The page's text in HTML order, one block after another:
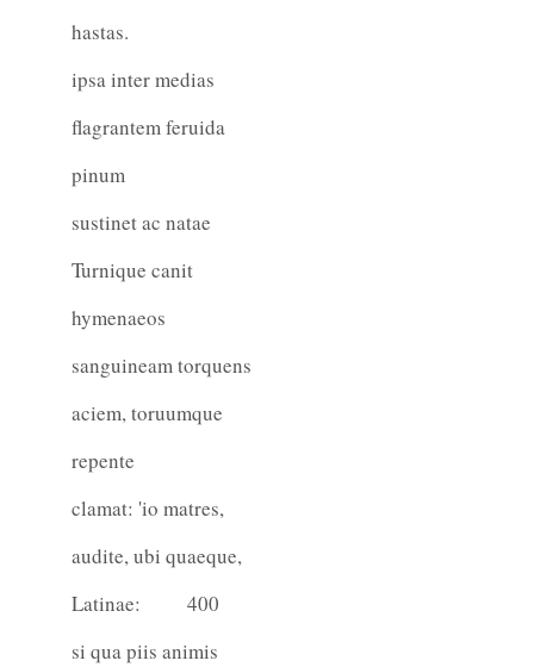
hastas.
ipsa inter medias
flagrantem feruida
pinum
sustinet ac natae
Turnique canit
hymenaeos
sanguineam torquens
aciem, toruumque
repente
clamat: 'io matres,
audite, ubi quaeque,
Latinae:
400
si qua piis animis